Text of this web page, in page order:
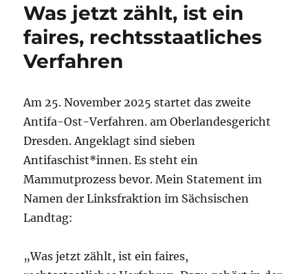
Was jetzt zählt, ist ein
faires, rechtsstaatliches
Verfahren
Am 25. November 2025 startet das zweite
Antifa-Ost-Verfahren. am Oberlandesgericht
Dresden. Angeklagt sind sieben
Antifaschist*innen. Es steht ein
Mammutprozess bevor. Mein Statement im
Namen der Linksfraktion im Sächsischen
Landtag:
„Was jetzt zählt, ist ein faires,